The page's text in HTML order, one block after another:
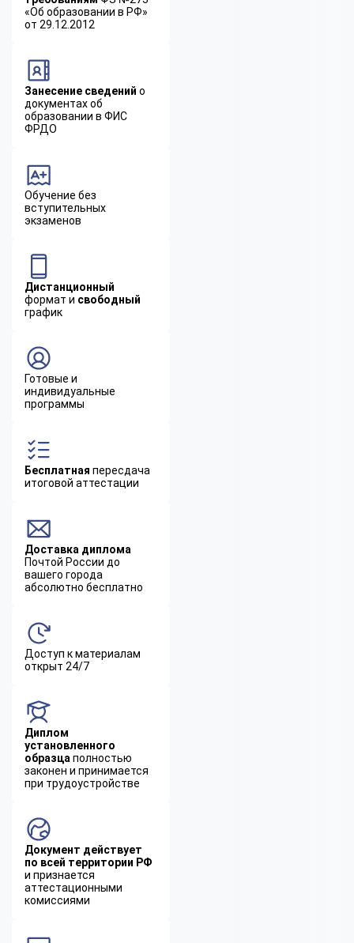
«Об образовании в РФ»
от 29.12.2012
Занесение сведений о
документах об
образовании в ФИС
ФРДО
Обучение без
вступительных
экзаменов
Дистанционный
формат и свободный
график
Готовые и
индивидуальные
программы
Бесплатная пересдача
итоговой аттестации
Доставка диплома
Почтой России до
вашего города
абсолютно бесплатно
Доступ к материалам
открыт 24/7
Диплом
установленного
образца полностью
законен и принимается
при трудоустройстве
Документ действует
по всей территории РФ
и признается
аттестационными
комиссиями